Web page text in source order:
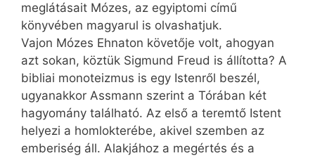
meglátásait ­Mózes, az egyiptomi című
könyvében magyarul is olvashatjuk.
Vajon Mózes Ehnaton követője volt, ahogyan
azt sokan, köztük ­Sigmund Freud is állította? A
bibliai monoteizmus is egy Istenről beszél,
ugyanakkor Assmann szerint a Tórában két
hagyomány található. Az első a teremtő Istent
helyezi a homlokterébe, akivel szemben az
emberiség áll. Alakjához a megértés és a